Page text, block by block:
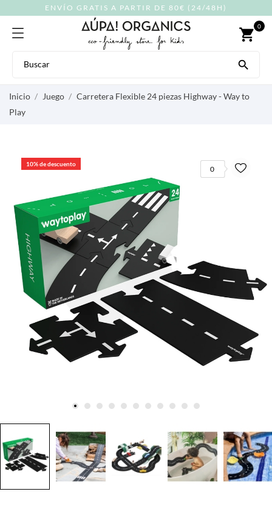
ENVÍO GRATIS A PARTIR DE 80€ (24/48H)
shopping_cart 0

Inicio Juego
Carretera Flexible 24 piezas Highway - Way to
Play
10% de descuento
0